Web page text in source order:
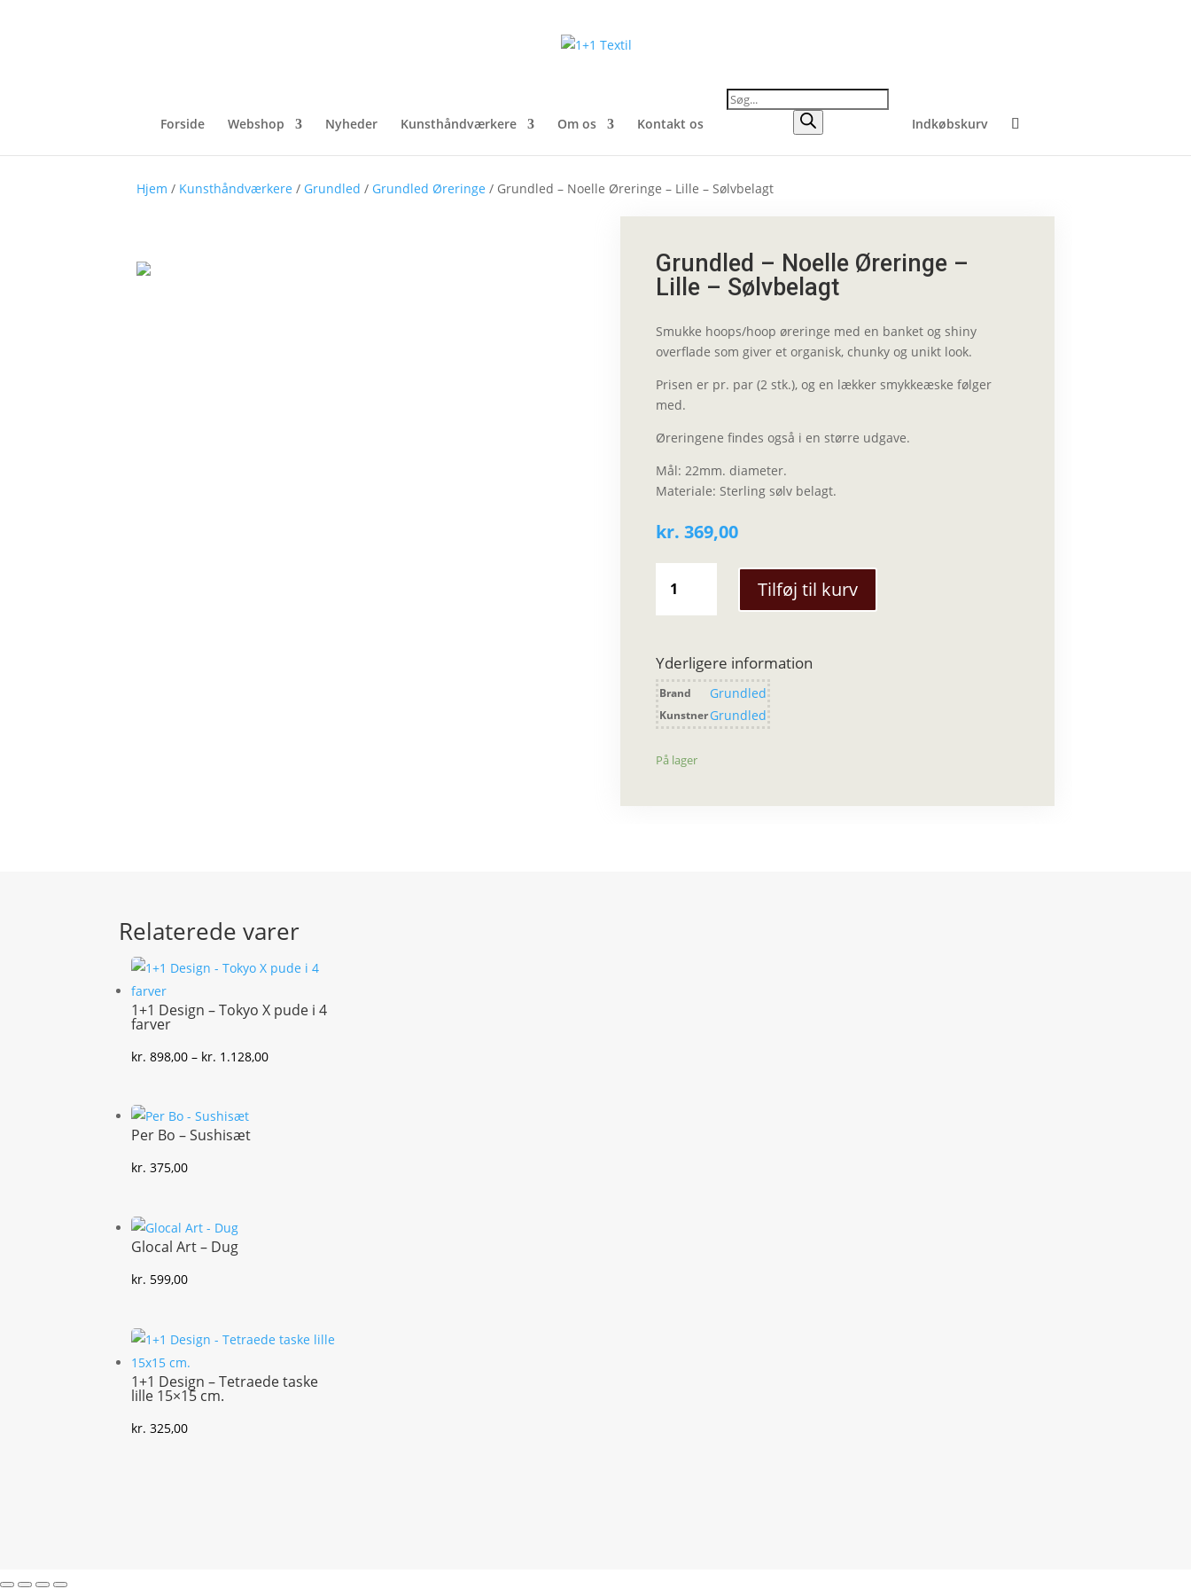
Forside Webshop Nyheder Kunsthåndværkere Om os Kontakt os
Products
search
Indkøbskurv
Hjem / Kunsthåndværkere / Grundled / Grundled Øreringe / Grundled – Noelle Øreringe – Lille – Sølvbelagt
Grundled – Noelle Øreringe –
Lille – Sølvbelagt
Smukke hoops/hoop øreringe med en banket og shiny
overflade som giver et organisk, chunky og unikt look.
Prisen er pr. par (2 stk.), og en lækker smykkeæske følger
med.
Øreringene findes også i en større udgave.
Mål: 22mm. diameter.
Materiale: Sterling sølv belagt.
kr. 369,00
Noelle
-
Lille
-
Sølvbelagt
Tilføj til kurv
Yderligere information
Brand Grundled
KunstnerGrundled
På lager
Relaterede varer
1+1 Design – Tokyo X pude i 4
farver
kr. 898,00 – kr. 1.128,00Prisinterval:
Per Bo – Sushisæt
kr. 375,00
Glocal Art – Dug
kr. 599,00
1+1 Design – Tetraede taske
lille 15×15 cm.
kr. 325,00